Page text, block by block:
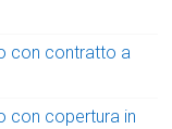
con contratto a
con copertura in